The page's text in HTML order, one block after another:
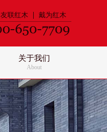
友联红木 戴为红木
关于我们
About